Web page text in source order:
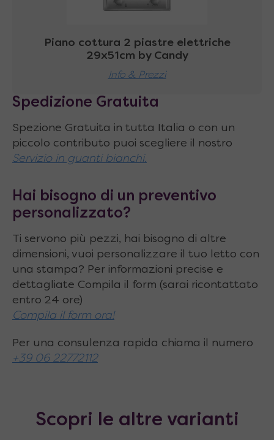
Piano cottura 2 piastre elettriche
29x51cm by Candy
Info & Prezzi
Spedizione Gratuita
Spezione Gratuita in tutta Italia o con un
piccolo contributo puoi scegliere il nostro
Servizio in guanti bianchi.
Hai bisogno di un preventivo
personalizzato?
Ti servono più pezzi, hai bisogno di altre
dimensioni, vuoi personalizzare il tuo letto con
una stampa? Per informazioni precise e
dettagliate Compila il form (sarai ricontattato
entro 24 ore)
Compila il form ora!
Per una consulenza rapida chiama il numero
+39 06 22772112
Scopri le altre varianti